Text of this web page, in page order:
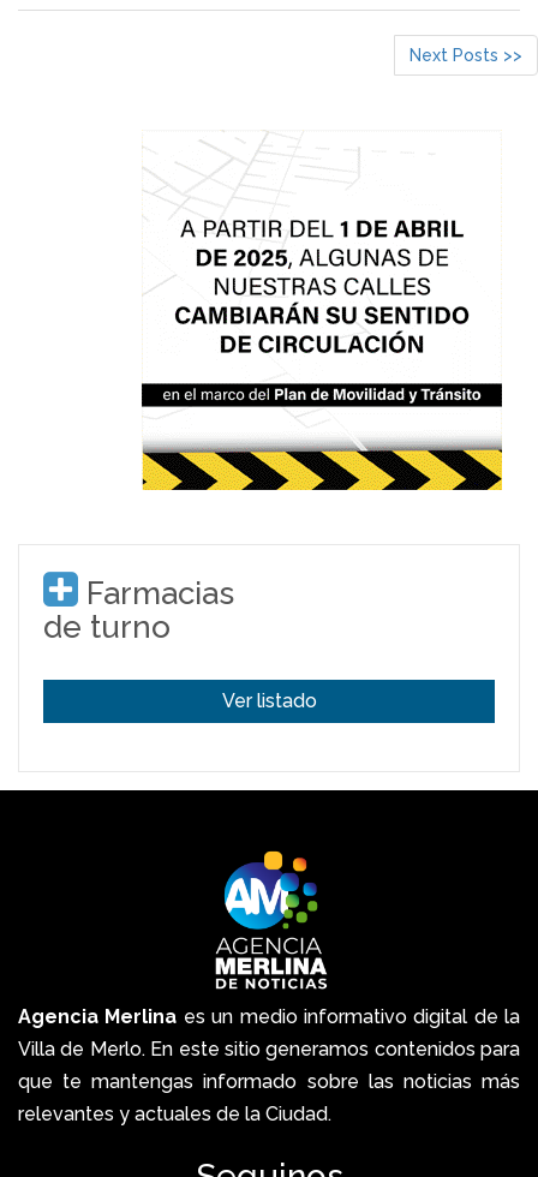
Next Posts >>
Farmacias
de turno
Ver listado
Agencia Merlina es un medio informativo digital de la
Villa de Merlo. En este sitio generamos contenidos para
que te mantengas informado sobre las noticias más
relevantes y actuales de la Ciudad.